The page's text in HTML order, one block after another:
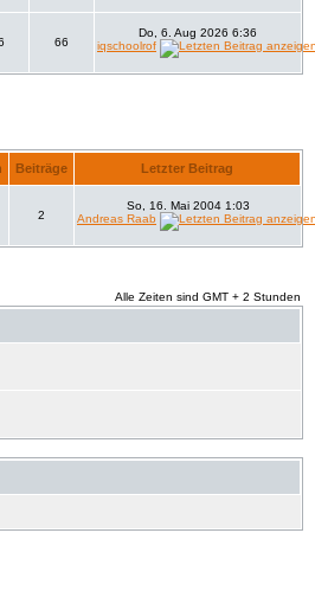
66
Do, 6. Aug 2026 6:36
iqschoolrof
Beiträge Letzter Beitrag
2
So, 16. Mai 2004 1:03
Andreas Raab
Alle Zeiten sind GMT + 2 Stunden